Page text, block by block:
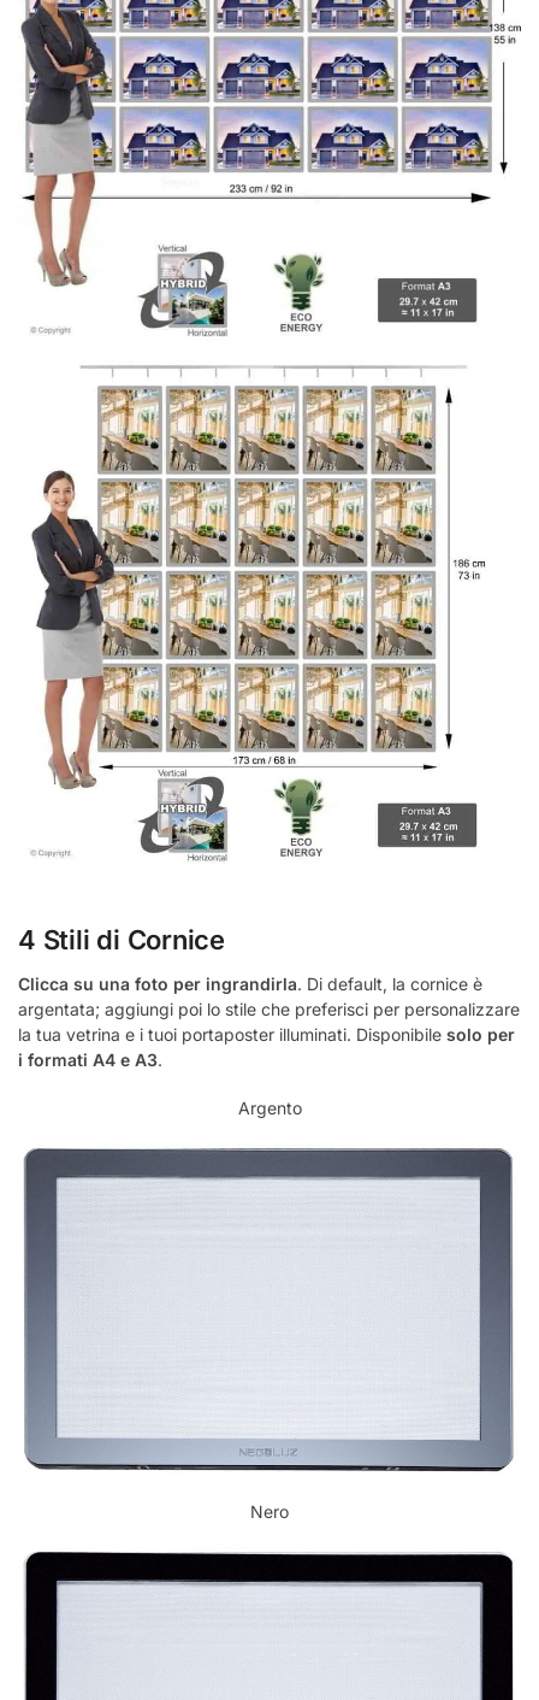
4 Stili di Cornice
Clicca su una foto per ingrandirla. Di default, la cornice è
argentata; aggiungi poi lo stile che preferisci per personalizzare
la tua vetrina e i tuoi portaposter illuminati. Disponibile solo per
i formati A4 e A3.
Argento
Nero